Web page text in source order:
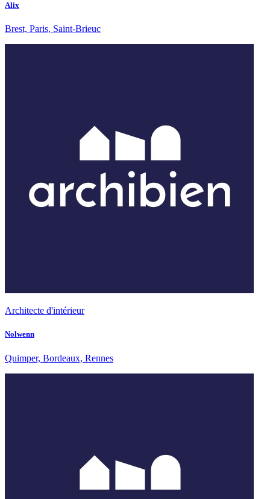
Alix
Brest, Paris, Saint-Brieuc
Architecte d'intérieur
Nolwenn
Quimper, Bordeaux, Rennes